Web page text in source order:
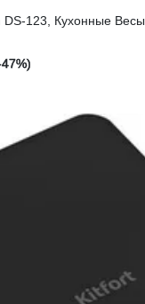
DS-123, Кухонные Весы